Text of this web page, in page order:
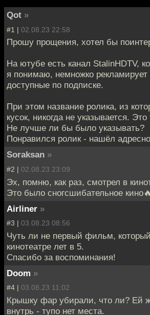
Qot »
#1 | 02.08.23 22:58
Прошу прощения, хотел бы
На ютубе есть канал StalinHDTV,
я понимаю, немножко рекламирует
доступные по подписке.
При этом название ролика, из
кусок, никогда не указывается.
Не лучше ли бы было указывать?
Понравился ролик - нашёл
Soraksan »
#2 | 02.08.23 23:09
Эх, помню, как раз, смотрел в
Это было сногсшибательное
Airliner »
#3 | 03.08.23 08:56
Чуть ли не первый фильм,
кинотеатре лет в 5.
Спасибо за воспоминания!
Doom »
#4 | 03.08.23 11:02
Крышку фар убирали, что ли? Ей
внутрь - тупо нет места.